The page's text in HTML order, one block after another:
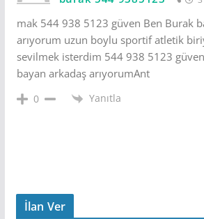
mak 544 938 5123 güven Ben Burak
arıyorum uzun boylu sportif atletik
sevilmek isterdim 544 938 5123
bayan arkadaş arıyorumAnt
0 Yanıtla
İlan Ver